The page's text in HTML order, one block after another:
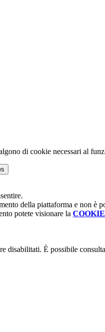
di cookie necessari al
della piattaforma e non è
potete visionare la
disabilitati. È possibile